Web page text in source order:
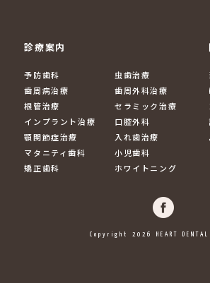
診療案内
予防歯科
虫歯治療
歯周病治療
歯周外科治療
根管治療
セラミック治療
インプラント治療
口腔外科
顎関節症治療
入れ歯治療
マタニティ歯科
小児歯科
矯正歯科
ホワイトニング
Copyright 2026 HEART DENTAL